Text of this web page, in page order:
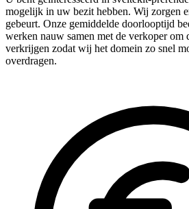
mogelijk in uw bezit hebben. Wij zorgen
gebeurt. Onze gemiddelde doorlooptijd
werken nauw samen met de verkoper om
verkrijgen zodat wij het domein zo snel
overdragen.